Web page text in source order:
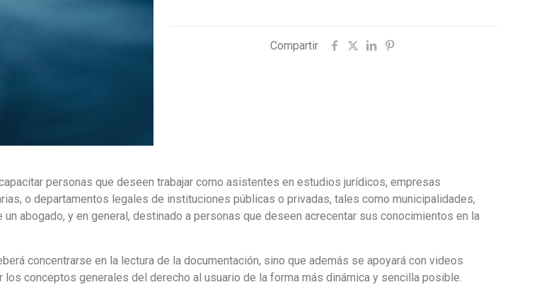
Compartir
personas que deseen trabajar como asistentes en estudios jurídicos, empresas
o departamentos legales de instituciones públicas o privadas, tales como municipalidades,
abogado, y en general, destinado a personas que deseen acrecentar sus conocimientos en la
concentrarse en la lectura de la documentación, sino que además se apoyará con videos
conceptos generales del derecho al usuario de la forma más dinámica y sencilla posible.